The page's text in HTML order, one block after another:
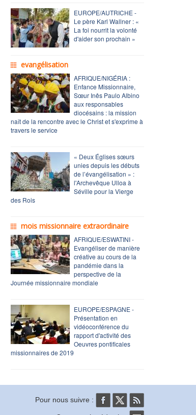
EUROPE/AUTRICHE -
Le père Karl Wallner : «
La foi nourrit la volonté
d'aider son prochain »
evangélisation
AFRIQUE/NIGÉRIA :
Enfance Missionnaire,
Sœur Inês Paulo Albino
aux responsables
diocésains : la mission
naît de la rencontre avec le Christ et s'exprime à
travers le service
« Deux Églises sœurs
unies depuis les débuts
de l’évangélisation » :
l'Archevêque Ulloa à
Séville pour la Vierge
des Rois
mois missionnaire extraordinaire
AFRIQUE/ESWATINI -
Evangéliser de manière
créative au cours de la
pandémie dans la
perspective de la
Journée missionnaire mondiale
EUROPE/ESPAGNE -
Présentation en
vidéoconférence du
rapport d'activité des
Oeuvres pontificales
missionnaires de 2019
Pour nous suivre :